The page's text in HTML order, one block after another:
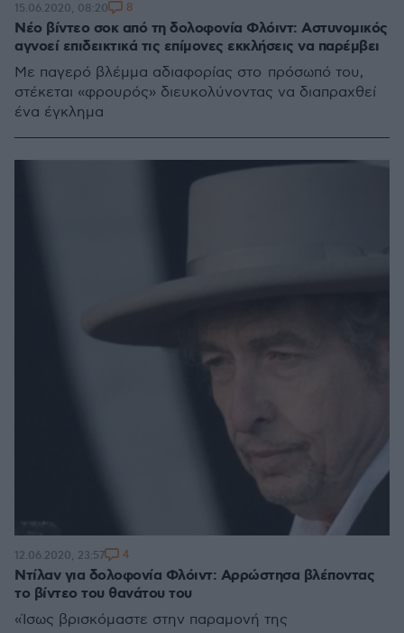
Νέο βίντεο σοκ από τη δολοφονία Φλόιντ: Αστυνομικός
αγνοεί επιδεικτικά τις επίμονες εκκλήσεις να παρέμβει
Με παγερό βλέμμα αδιαφορίας στο πρόσωπό του,
στέκεται «φρουρός» διευκολύνοντας να διαπραχθεί
ένα έγκλημα
15.06.2020, 08:20 8
Ντίλαν για δολοφονία Φλόιντ: Αρρώστησα βλέποντας
το βίντεο του θανάτου του
«Ίσως βρισκόμαστε στην παραμονή της
12.06.2020, 23:57 4